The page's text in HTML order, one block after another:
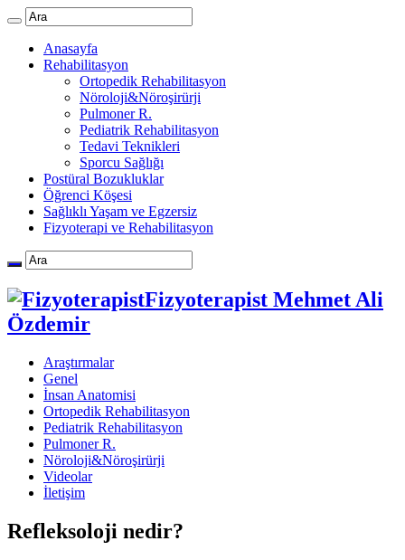
Anasayfa
Rehabilitasyon
Ortopedik Rehabilitasyon
Nöroloji&Nöroşirürji
Pulmoner R.
Pediatrik Rehabilitasyon
Tedavi Teknikleri
Sporcu Sağlığı
Postüral Bozukluklar
Öğrenci Köşesi
Sağlıklı Yaşam ve Egzersiz
Fizyoterapi ve Rehabilitasyon
Fizyoterapist Mehmet Ali
Özdemir
Araştırmalar
Genel
İnsan Anatomisi
Ortopedik Rehabilitasyon
Pediatrik Rehabilitasyon
Pulmoner R.
Nöroloji&Nöroşirürji
Videolar
İletişim
Refleksoloji nedir?